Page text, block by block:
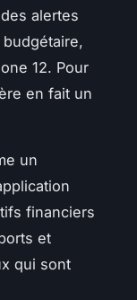
alertes
12. Pour
en fait un
un
financiers
et
qui sont